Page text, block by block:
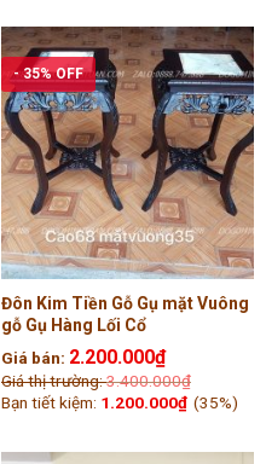
- 35% OFF
Đôn Kim Tiền Gỗ Gụ mặt Vuông
gỗ Gụ Hàng Lối Cổ
Giá bán: 2.200.000₫
Giá thị trường:3.400.000₫
Bạn tiết kiệm: 1.200.000₫ (35%)